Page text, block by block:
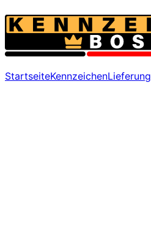
StartseiteKennzeichenLieferung